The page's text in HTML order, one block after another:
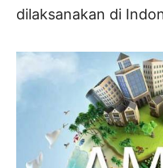
dilaksanakan di